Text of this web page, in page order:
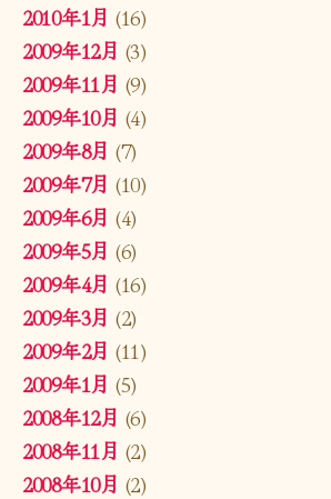
2010年1月 (16)
2009年12月 (3)
2009年11月 (9)
2009年10月 (4)
2009年8月 (7)
2009年7月 (10)
2009年6月 (4)
2009年5月 (6)
2009年4月 (16)
2009年3月 (2)
2009年2月 (11)
2009年1月 (5)
2008年12月 (6)
2008年11月 (2)
2008年10月 (2)